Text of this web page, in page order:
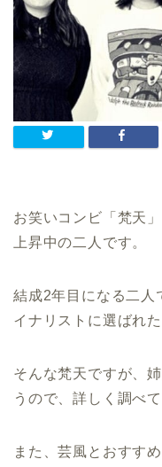
お笑いコンビ「梵天
上昇中の二人です。
結成2年目になる二
イナリストに選ばれ
そんな梵天ですが、
うので、詳しく調べて
また、芸風とおすす